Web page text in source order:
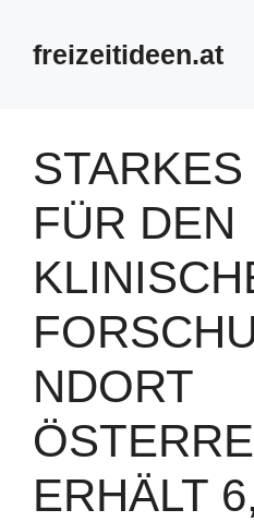
Inhalt
springenfreizeitideen.at
FÜR DEN
NDORT
ERHÄLT